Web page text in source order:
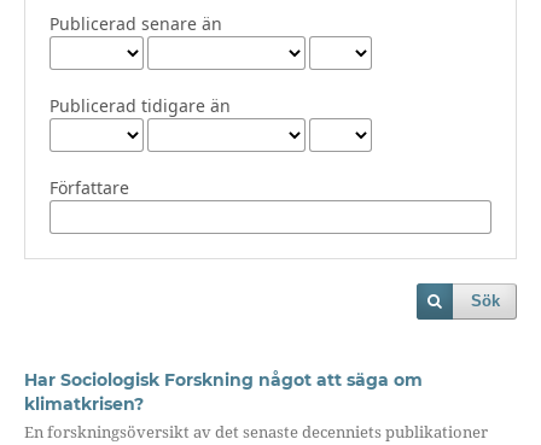
Publicerad senare än
Publicerad tidigare än
Författare
Sök
Har Sociologisk Forskning något att säga om
klimatkrisen?
En forskningsöversikt av det senaste decenniets publikationer